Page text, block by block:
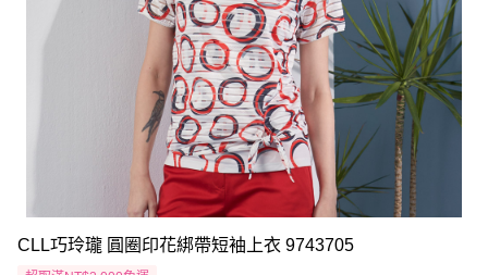
CLL巧玲瓏 圓圈印花綁帶短袖上衣 9743705